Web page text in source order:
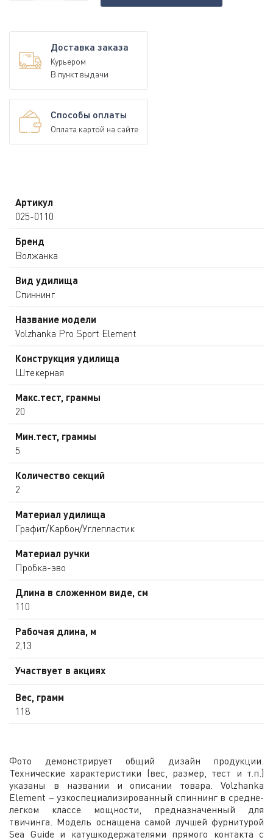
Доставка заказа
Курьером
В пункт выдачи
Способы оплаты
Оплата картой на сайте
Артикул
025-0110
Бренд
Волжанка
Вид удилища
Спиннинг
Название модели
Volzhanka Pro Sport Element
Конструкция удилища
Штекерная
Макс.тест, граммы
20
Мин.тест, граммы
5
Количество секций
2
Материал удилища
Графит/Карбон/Углепластик
Материал ручки
Пробка-эво
Длина в сложенном виде, см
110
Рабочая длина, м
2,13
Участвует в акциях
Вес, грамм
118
Фото демонстрирует общий дизайн продукции.
Технические характеристики (вес, размер, тест и т.п.)
указаны в названии и описании товара. Volzhanka
Element – узкоспециализированный спиннинг в средне-
легком классе мощности, предназначенный для
твичинга. Модель оснащена самой лучшей фурнитурой
Sea Guide и катушкодержателями прямого контакта с